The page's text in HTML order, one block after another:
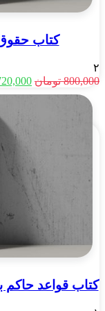
کتاب حقوق
۲
800,000 تومان قیمت
اصلی
بود.
کتاب قواعد حاکم